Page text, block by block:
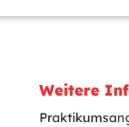
Weitere